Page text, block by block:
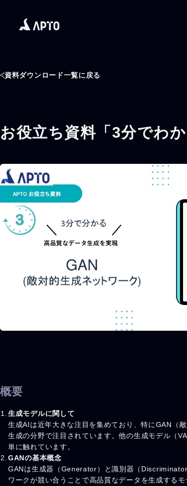
資料ダウンロード一覧に戻る
お役立ち資料「3分でわ
概要
生成モデルに関して
生成AIは近年大きな注目を集めており、特にGAN（
生成の分野で注目されています。他の生成モデル（
単に触れています。
GANの基本概念
GANは生成器（Generator）と識別器（
ワークが競い合うことで高品質なデータを生成する